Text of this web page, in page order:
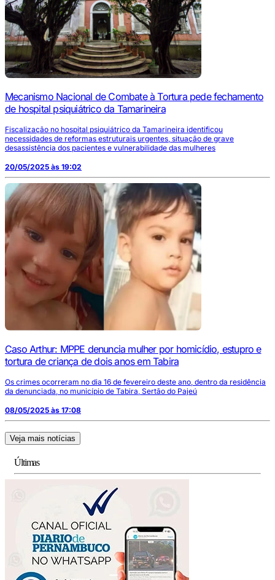
Mecanismo Nacional de Combate à Tortura pede fechamento
de hospital psiquiátrico da Tamarineira
Fiscalização no hospital psiquiátrico da Tamarineira identificou
necessidades de reformas estruturais urgentes, situação de grave
desassistência dos pacientes e vulnerabilidade das mulheres
20/05/2025 às 19:02
Caso Arthur: MPPE denuncia mulher por homicídio, estupro e
tortura de criança de dois anos em Tabira
Os crimes ocorreram no dia 16 de fevereiro deste ano, dentro da residência
da denunciada, no município de Tabira, Sertão do Pajeú
08/05/2025 às 17:08
Veja mais notícias
Últimas